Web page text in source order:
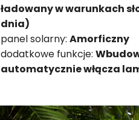
ładowany w warunkach
dnia)
panel solarny: Amorficzny
dodatkowe funkcje:
automatycznie włącza